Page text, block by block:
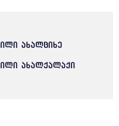
ახალციხე
ახალქალაქი